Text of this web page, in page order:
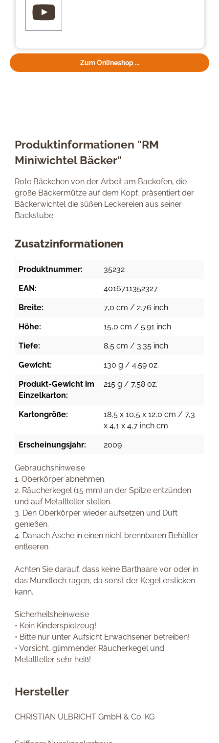
Zum Onlineshop ...
Produktinformationen "RM
Miniwichtel Bäcker"
Rote Bäckchen von der Arbeit am Backofen, die
große Bäckermütze auf dem Kopf, präsentiert der
Bäckerwichtel die süßen Leckereien aus seiner
Backstube.
Zusatzinformationen
Produktnummer: 35232
EAN: 4016711352327
Breite: 7,0 cm / 2.76 inch
Höhe: 15,0 cm / 5.91 inch
Tiefe: 8,5 cm / 3.35 inch
Gewicht: 130 g / 4.59 oz.
Produkt-Gewicht im
Einzelkarton:
215 g / 7.58 oz.
Kartongröße:
18,5 x 10,5 x 12,0 cm / 7,3
x 4,1 x 4,7 inch cm
Erscheinungsjahr: 2009
Gebrauchshinweise
1. Oberkörper abnehmen.
2. Räucherkegel (15 mm) an der Spitze entzünden
und auf Metallteller stellen.
3. Den Oberkörper wieder aufsetzen und Duft
genießen.
4. Danach Asche in einen nicht brennbaren Behälter
entleeren.
Achten Sie darauf, dass keine Barthaare vor oder in
das Mundloch ragen, da sonst der Kegel ersticken
kann.
Sicherheitsheinweise
• Kein Kinderspielzeug!
• Bitte nur unter Aufsicht Erwachsener betreiben!
• Vorsicht, glimmender Räucherkegel und
Metallteller sehr heiß!
Hersteller
CHRISTIAN ULBRICHT GmbH & Co. KG